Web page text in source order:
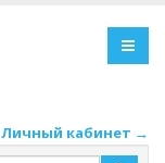
Личный кабинет →